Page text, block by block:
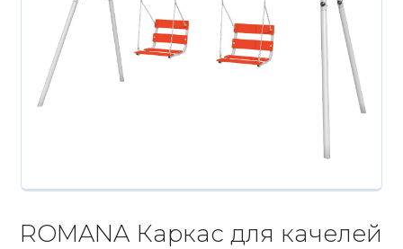
ROMANA Каркас для качелей